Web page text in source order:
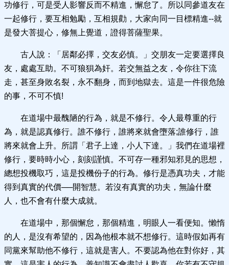
功修行，可是受人影響反而不精進，懈怠了。所以同參道友在
一起修行，要互相勉勵，互相規勸，大家向同一目標精進--就
是發大菩提心，修無上覺道，證得菩薩聖果。
古人說：「居鄰必擇，交友必慎。」交朋友一定要選擇良
友，處處互助。不可狼狽為奸。若交無益之友，令你往下流
走，甚至身敗名裂，永不翻身，而到地獄去。這是一件很危險
的事，不可不慎!
在道場中最醜陋的行為，就是不修行。令人最尊重的行
為，就是認真修行。誰不修行，誰將來就會墮落;誰修行，誰
將來就會上升。所謂「君子上達，小人下達。」我們在道場裡
修行，要時時小心，刻刻謹慎。不可存一種邪知邪見的思想，
總想投機取巧，這是投機份子的行為。修行是憑真功夫，才能
得到真實的代價──開智慧。若沒有真實的功夫，無論什麼
人，也不會有什麼大成就。
在道場中，那個懈怠，那個精進，明眼人一看便知。懶惰
的人，是沒有希望的，因為他根本就不想修行。這時假如再有
同黨來幫助他不修行，這就是害人。不要認為他在對你好，其